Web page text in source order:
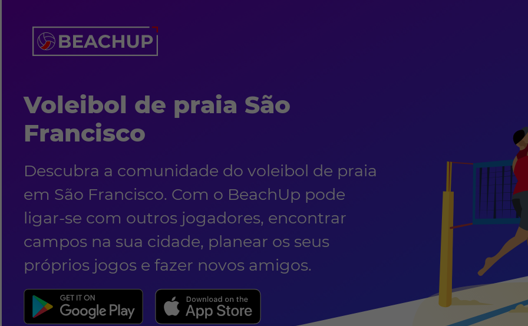
Voleibol de praia São
Francisco
Descubra a comunidade do voleibol de praia
em São Francisco. Com o BeachUp pode
ligar-se com outros jogadores, encontrar
campos na sua cidade, planear os seus
próprios jogos e fazer novos amigos.